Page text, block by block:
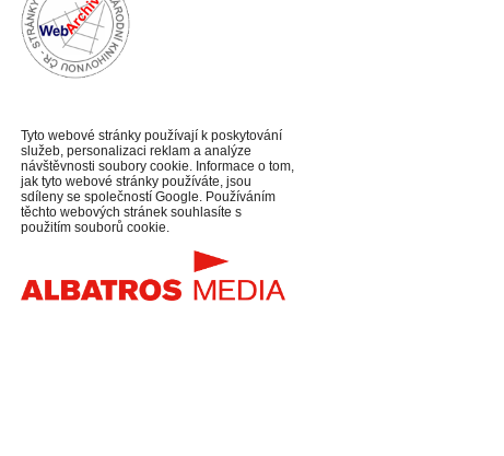
Tyto webové stránky používají k poskytování
služeb, personalizaci reklam a analýze
návštěvnosti soubory cookie. Informace o tom,
jak tyto webové stránky používáte, jsou
sdíleny se společností Google. Používáním
těchto webových stránek souhlasíte s
použitím souborů cookie.